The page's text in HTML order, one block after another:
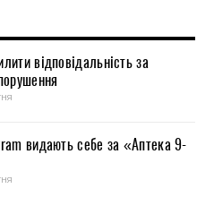
відповідальність за
видають себе за «Аптека 9-